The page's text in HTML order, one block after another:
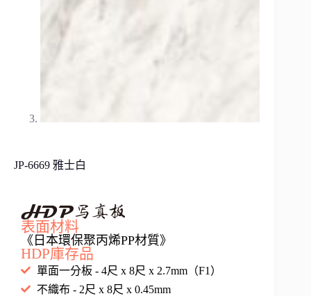
JP-6669 雅士白
表面材料
《日本環保聚丙烯PP材質》
HDP庫存品
單面一分板 - 4尺 x 8尺 x 2.7mm（F1）
不織布 - 2尺 x 8尺 x 0.45mm